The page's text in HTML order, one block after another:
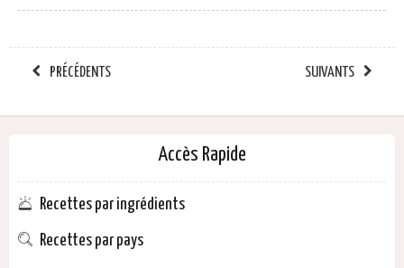
PRÉCÉDENTS SUIVANTS
Accès Rapide
Recettes par ingrédients
Recettes par pays